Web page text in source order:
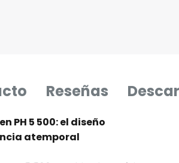
Reseñas
PH 5 500: el diseño
atemporal